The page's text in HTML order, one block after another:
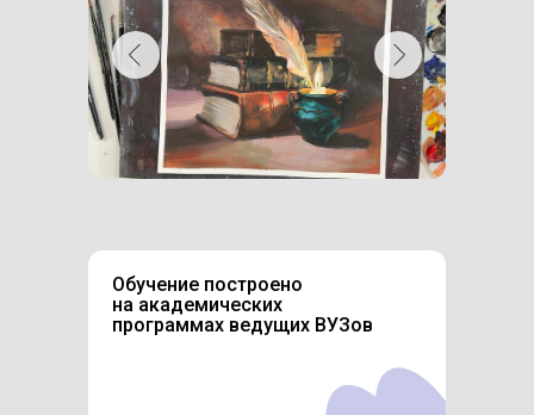
Обучение построено
на академических
программах ведущих ВУЗов